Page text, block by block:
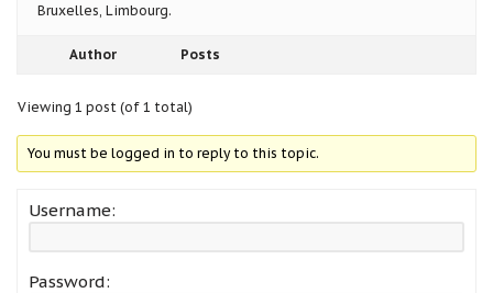
Bruxelles, Limbourg.
Author Posts
Viewing 1 post (of 1 total)
You must be logged in to reply to this topic.
Username:
Password: